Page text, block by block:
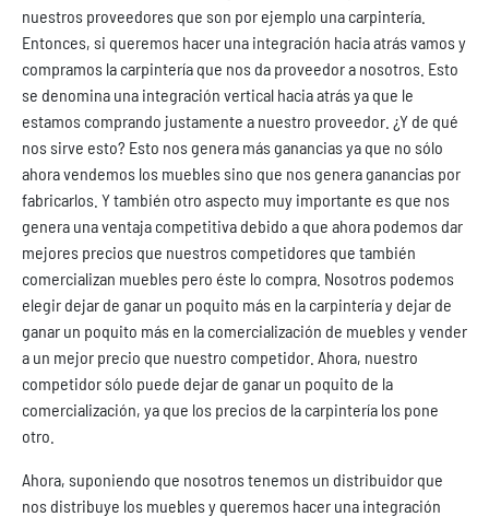
nuestros proveedores que son por ejemplo una carpintería.
Entonces, si queremos hacer una integración hacia atrás vamos y
compramos la carpintería que nos da proveedor a nosotros. Esto
se denomina una integración vertical hacia atrás ya que le
estamos comprando justamente a nuestro proveedor. ¿Y de qué
nos sirve esto? Esto nos genera más ganancias ya que no sólo
ahora vendemos los muebles sino que nos genera ganancias por
fabricarlos. Y también otro aspecto muy importante es que nos
genera una ventaja competitiva debido a que ahora podemos dar
mejores precios que nuestros competidores que también
comercializan muebles pero éste lo compra. Nosotros podemos
elegir dejar de ganar un poquito más en la carpintería y dejar de
ganar un poquito más en la comercialización de muebles y vender
a un mejor precio que nuestro competidor. Ahora, nuestro
competidor sólo puede dejar de ganar un poquito de la
comercialización, ya que los precios de la carpintería los pone
otro.
Ahora, suponiendo que nosotros tenemos un distribuidor que
nos distribuye los muebles y queremos hacer una integración